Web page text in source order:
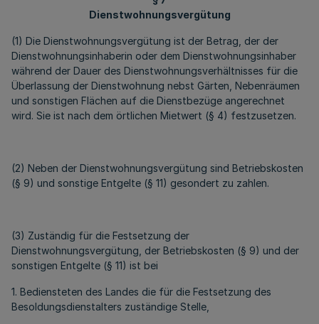
Dienstwohnungsvergütung
(1) Die Dienstwohnungsvergütung ist der Betrag, der der
Dienstwohnungsinhaberin oder dem Dienstwohnungsinhaber
während der Dauer des Dienstwohnungsverhältnisses für die
Überlassung der Dienstwohnung nebst Gärten, Nebenräumen
und sonstigen Flächen auf die Dienstbezüge angerechnet
wird. Sie ist nach dem örtlichen Mietwert (§ 4) festzusetzen.
(2) Neben der Dienstwohnungsvergütung sind Betriebskosten
(§ 9) und sonstige Entgelte (§ 11) gesondert zu zahlen.
(3) Zuständig für die Festsetzung der
Dienstwohnungsvergütung, der Betriebskosten (§ 9) und der
sonstigen Entgelte (§ 11) ist bei
1. Bediensteten des Landes die für die Festsetzung des
Besoldungsdienstalters zuständige Stelle,